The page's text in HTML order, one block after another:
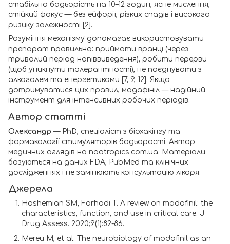
стабільна бадьорість на 10–12 годин, ясне мислення,
стійкий фокус — без ейфорії, різких спадів і високого
ризику залежності [2].
Розуміння механізму допомагає використовувати
препарат правильно: приймати вранці (через
тривалий період напіввиведення), робити перерви
(щоб уникнути толерантності), не поєднувати з
алкоголем та енергетиками [7, 9, 12]. Якщо
дотримуватися цих правил, модафініл — надійний
інструмент для інтенсивних робочих періодів.
Автор статті
Олександр — PhD, спеціаліст з біохакінгу та
фармакології стимуляторів бадьорості. Автор
медичних оглядів на nootropics.com.ua. Матеріали
базуються на даних FDA, PubMed та клінічних
дослідженнях і не замінюють консультацію лікаря.
Джерела
Hashemian SM, Farhadi T. A review on modafinil: the
characteristics, function, and use in critical care. J
Drug Assess. 2020;9(1):82-86.
Mereu M, et al. The neurobiology of modafinil as an